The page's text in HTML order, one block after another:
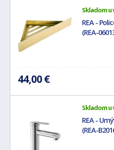
Skladom u
REA -
(REA-
44,00 €
Skladom u
REA -
(REA-